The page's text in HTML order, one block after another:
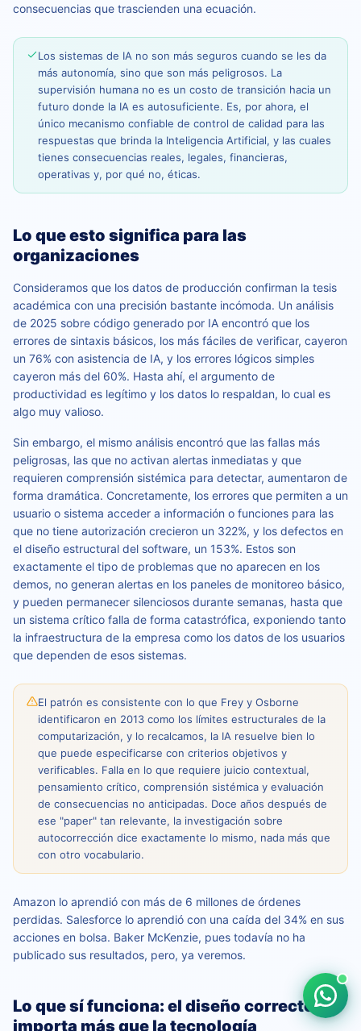
consecuencias que trascienden una ecuación.
Los sistemas de IA no son más seguros cuando se les da
más autonomía, sino que son más peligrosos. La
supervisión humana no es un costo de transición hacia un
futuro donde la IA es autosuficiente. Es, por ahora, el
único mecanismo confiable de control de calidad para las
respuestas que brinda la Inteligencia Artificial, y las cuales
tienes consecuencias reales, legales, financieras,
operativas y, por qué no, éticas.
Lo que esto significa para las
organizaciones
Consideramos que los datos de producción confirman la tesis
académica con una precisión bastante incómoda. Un análisis
de 2025 sobre código generado por IA encontró que los
errores de sintaxis básicos, los más fáciles de verificar, cayeron
un 76% con asistencia de IA, y los errores lógicos simples
cayeron más del 60%. Hasta ahí, el argumento de
productividad es legítimo y los datos lo respaldan, lo cual es
algo muy valioso.
Sin embargo, el mismo análisis encontró que las fallas más
peligrosas, las que no activan alertas inmediatas y que
requieren comprensión sistémica para detectar, aumentaron de
forma dramática. Concretamente, los errores que permiten a un
usuario o sistema acceder a información o funciones para las
que no tiene autorización crecieron un 322%, y los defectos en
el diseño estructural del software, un 153%. Estos son
exactamente el tipo de problemas que no aparecen en los
demos, no generan alertas en los paneles de monitoreo básico,
y pueden permanecer silenciosos durante semanas, hasta que
un sistema crítico falla de forma catastrófica, exponiendo tanto
la infraestructura de la empresa como los datos de los usuarios
que dependen de esos sistemas.
El patrón es consistente con lo que Frey y Osborne
identificaron en 2013 como los límites estructurales de la
computarización, y lo recalcamos, la IA resuelve bien lo
que puede especificarse con criterios objetivos y
verificables. Falla en lo que requiere juicio contextual,
pensamiento crítico, comprensión sistémica y evaluación
de consecuencias no anticipadas. Doce años después de
ese "paper" tan relevante, la investigación sobre
autocorrección dice exactamente lo mismo, nada más que
con otro vocabulario.
Amazon lo aprendió con más de 6 millones de órdenes
perdidas. Salesforce lo aprendió con una caída del 34% en sus
acciones en bolsa. Baker McKenzie, pues todavía no ha
publicado sus resultados, pero, ya veremos.
Lo que sí funciona: el diseño correcto
importa más que la tecnología